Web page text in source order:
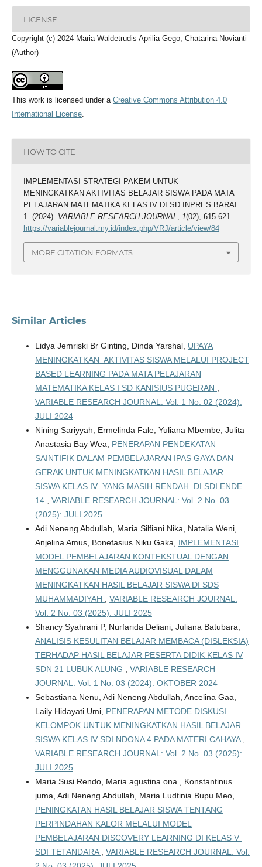
LICENSE
Copyright (c) 2024 Maria Waldetrudis Aprilia Gego, Chatarina Novianti
(Author)
This work is licensed under a Creative Commons Attribution 4.0
International License.
HOW TO CITE
IMPLEMENTASI STRATEGI PAKEM UNTUK
MENINGKATKAN AKTIVITAS BELAJAR SISWA PADA MATA
PELAJARAN MATEMATIKA KELAS IV DI SD INPRES BARAI
1. (2024). VARIABLE RESEARCH JOURNAL, 1(02), 615-621.
https://variablejournal.my.id/index.php/VRJ/article/view/84
MORE CITATION FORMATS
Similar Articles
Lidya Jemriski Br Ginting, Dinda Yarshal, UPAYA
MENINGKATKAN AKTIVITAS SISWA MELALUI PROJECT
BASED LEARNING PADA MATA PELAJARAN
MATEMATIKA KELAS I SD KANISIUS PUGERAN
VARIABLE RESEARCH JOURNAL: Vol. 1 No. 02 (2024):
JULI 2024
Nining Sariyyah, Ermelinda Fale, Yuliana Mbembe, Julita
Anastasia Bay Wea, PENERAPAN PENDEKATAN
SAINTIFIK DALAM PEMBELAJARAN IPAS GAYA DAN
GERAK UNTUK MENINGKATKAN HASIL BELAJAR
SISWA KELAS IV YANG MASIH RENDAH DI SDI ENDE
14
VARIABLE RESEARCH JOURNAL: Vol. 2 No. 03
(2025): JULI 2025
Adi Neneng Abdullah, Maria Silfiani Nika, Natalia Weni,
Anjelina Amus, Bonefasius Niku Gaka, IMPLEMENTASI
MODEL PEMBELAJARAN KONTEKSTUAL DENGAN
MENGGUNAKAN MEDIA AUDIOVISUAL DALAM
MENINGKATKAN HASIL BELAJAR SISWA DI SDS
MUHAMMADIYAH
VARIABLE RESEARCH JOURNAL:
Vol. 2 No. 03 (2025): JULI 2025
Shancy Syahrani P, Nurfarida Deliani, Juliana Batubara,
ANALISIS KESULITAN BELAJAR MEMBACA (DISLEKSIA)
TERHADAP HASIL BELAJAR PESERTA DIDIK KELAS IV
SDN 21 LUBUK ALUNG
VARIABLE RESEARCH
JOURNAL: Vol. 1 No. 03 (2024): OKTOBER 2024
Sebastiana Nenu, Adi Neneng Abdullah, Ancelina Gaa,
Laily Hidayati Umi, PENERAPAN METODE DISKUSI
KELOMPOK UNTUK MENINGKATKAN HASIL BELAJAR
SISWA KELAS IV SDI NDONA 4 PADA MATERI CAHAYA
VARIABLE RESEARCH JOURNAL: Vol. 2 No. 03 (2025):
JULI 2025
Maria Susi Rendo, Maria agustina ona , Konstantinus
juma, Adi Neneng Abdullah, Maria Ludtinia Bupu Meo,
PENINGKATAN HASIL BELAJAR SISWA TENTANG
PERPINDAHAN KALOR MELALUI MODEL
PEMBELAJARAN DISCOVERY LEARNING DI KELAS V
SDI TETANDARA
VARIABLE RESEARCH JOURNAL: Vol.